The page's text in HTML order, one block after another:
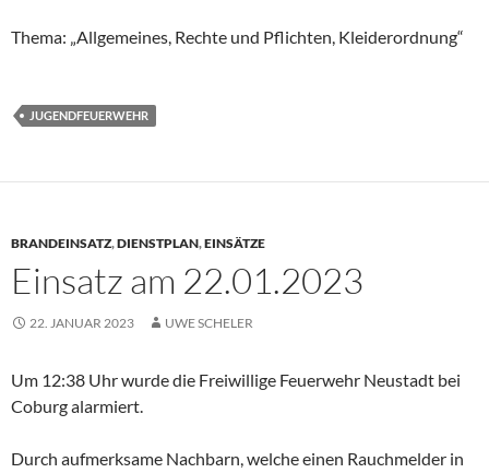
Thema: „Allgemeines, Rechte und Pflichten, Kleiderordnung“
JUGENDFEUERWEHR
BRANDEINSATZ,DIENSTPLAN,EINSÄTZE
Einsatz am 22.01.2023
22. JANUAR 2023 UWE SCHELER
Um 12:38 Uhr wurde die Freiwillige Feuerwehr Neustadt bei
Coburg alarmiert.
Durch aufmerksame Nachbarn, welche einen Rauchmelder in